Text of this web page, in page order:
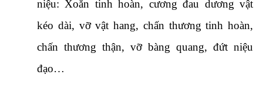
niệu: Xoắn tinh hoàn, cương đau dương vật
kéo dài, vỡ vật hang, chấn thương tinh hoàn,
chấn thương thận, vỡ bàng quang, đứt niệu
đạo…